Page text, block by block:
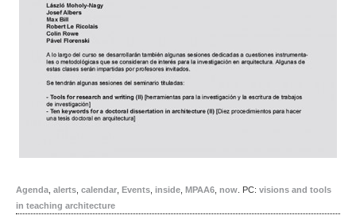
Agenda alerts calendar Events inside MPAA6 now PC: visions and tools
in teaching architecture